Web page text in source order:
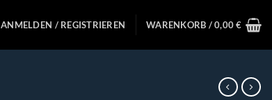
ANMELDEN / REGISTRIEREN WARENKORB /0,00€